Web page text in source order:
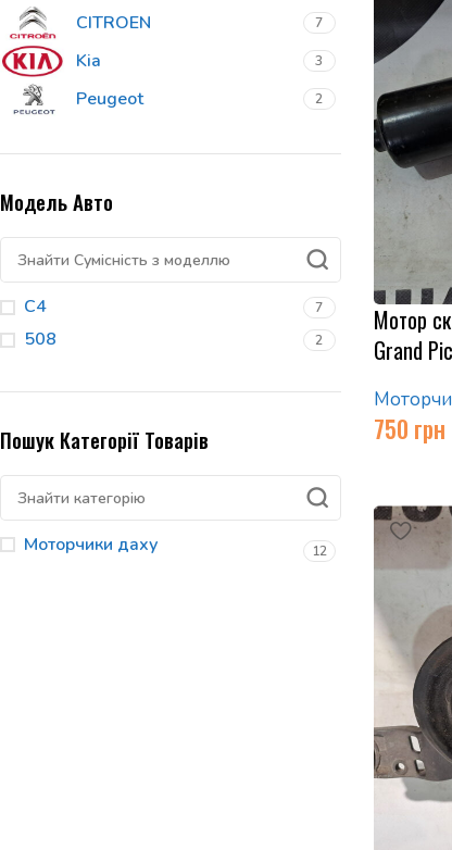
CITROEN 7
Kia 3
Peugeot 2
Модель Авто
C4 7
508 2
Пошук Категорії Товарів
Моторчики даху 12
Мотор
Grand
750 грн